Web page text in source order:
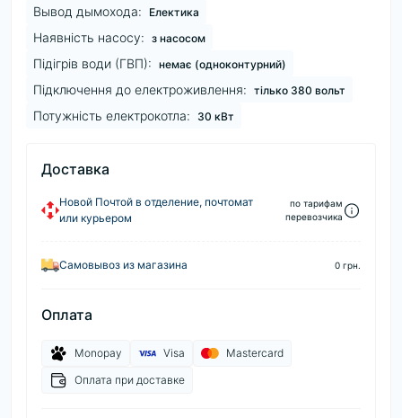
Вывод дымохода: Електика
Наявність насосу: з насосом
Підігрів води (ГВП): немає (одноконтурний)
Підключення до електроживлення: тілько 380 вольт
Потужність електрокотла: 30 кВт
Доставка
Новой Почтой в отделение, почтомат
или курьером
по тарифам
перевозчика
Самовывоз из магазина 0 грн.
Оплата
Monopay Visa
Mastercard
Оплата при доставке